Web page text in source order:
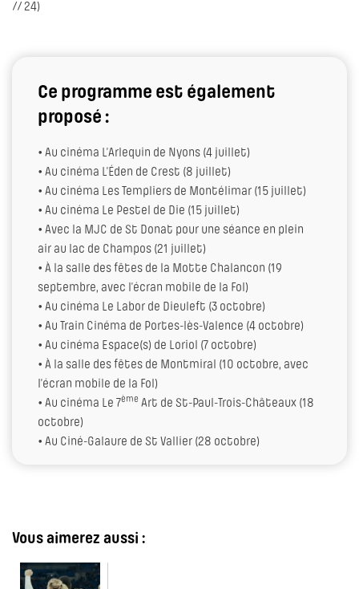
// 24)
Ce programme est également
proposé :
• Au cinéma L’Arlequin de Nyons (4 juillet)
• Au cinéma L’Éden de Crest (8 juillet)
• Au cinéma Les Templiers de Montélimar (15 juillet)
• Au cinéma Le Pestel de Die (15 juillet)
• Avec la MJC de St Donat pour une séance en plein
air au lac de Champos (21 juillet)
• À la salle des fêtes de la Motte Chalancon (19
septembre, avec l’écran mobile de la Fol)
• Au cinéma Le Labor de Dieuleft (3 octobre)
• Au Train Cinéma de Portes-lès-Valence (4 octobre)
• Au cinéma Espace(s) de Loriol (7 octobre)
• À la salle des fêtes de Montmiral (10 octobre, avec
l’écran mobile de la Fol)
• Au cinéma Le 7ème Art de St-Paul-Trois-Châteaux (18
octobre)
• Au Ciné-Galaure de St Vallier (28 octobre)
Vous aimerez aussi :